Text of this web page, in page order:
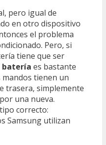
pero igual de
en otro dispositivo
el problema
Pero, si
tiene que ser
batería es bastante
mandos tienen un
trasera, simplemente
una nueva.
correcto:
Samsung utilizan